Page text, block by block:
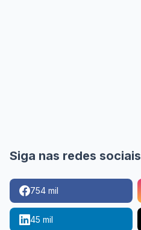
Siga nas redes sociais
754 mil
45 mil